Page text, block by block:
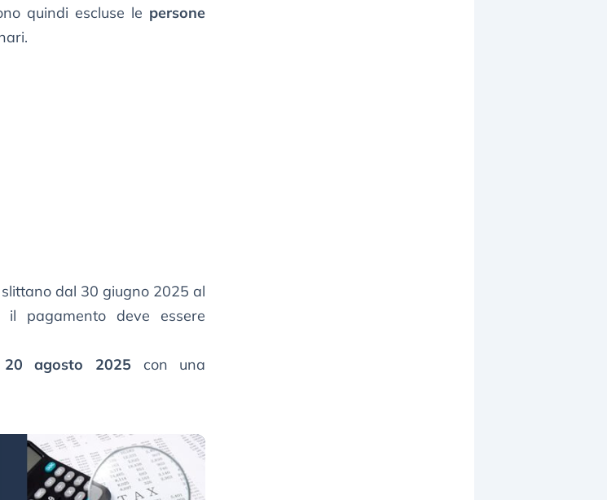
quindi escluse le persone
slittano dal 30 giugno 2025 al
pagamento deve essere
20 agosto 2025 con una